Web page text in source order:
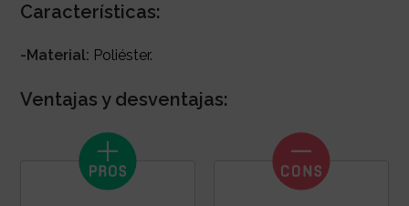
Características:
-Material: Poliéster.
Ventajas y desventajas: